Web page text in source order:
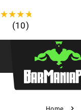
★★★★
(10)